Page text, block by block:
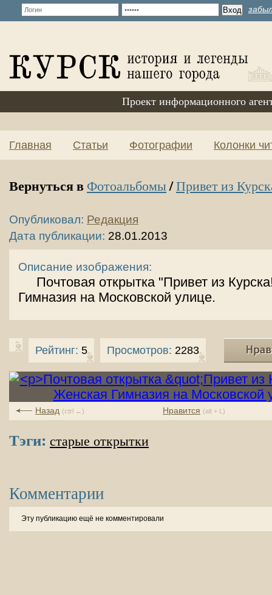
Проект информационного
Главная Статьи Фотографии Колонки
Вернуться в Фотоальбомы/Привет из
Опубликовал: Редакция
Дата публикации: 28.01.2013
Описание изображения:
Почтовая открытка "Привет из
Гимназия на Московской улице.
Рейтинг: 5 Просмотров: 2283
Нравится (alt + L)
Назад (ctrl ←)
Тэги: старые открытки
Комментарии
Эту публикацию ещё не комментировали